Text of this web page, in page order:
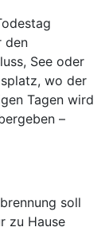
den
See oder
wo der
Tagen wird
–
soll
zu Hause